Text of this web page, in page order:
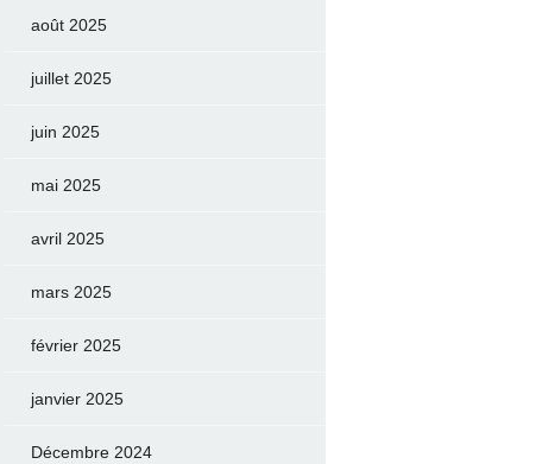
août 2025
juillet 2025
juin 2025
mai 2025
avril 2025
mars 2025
février 2025
janvier 2025
Décembre 2024